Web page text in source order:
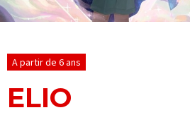
A partir de 6 ans
ELIO